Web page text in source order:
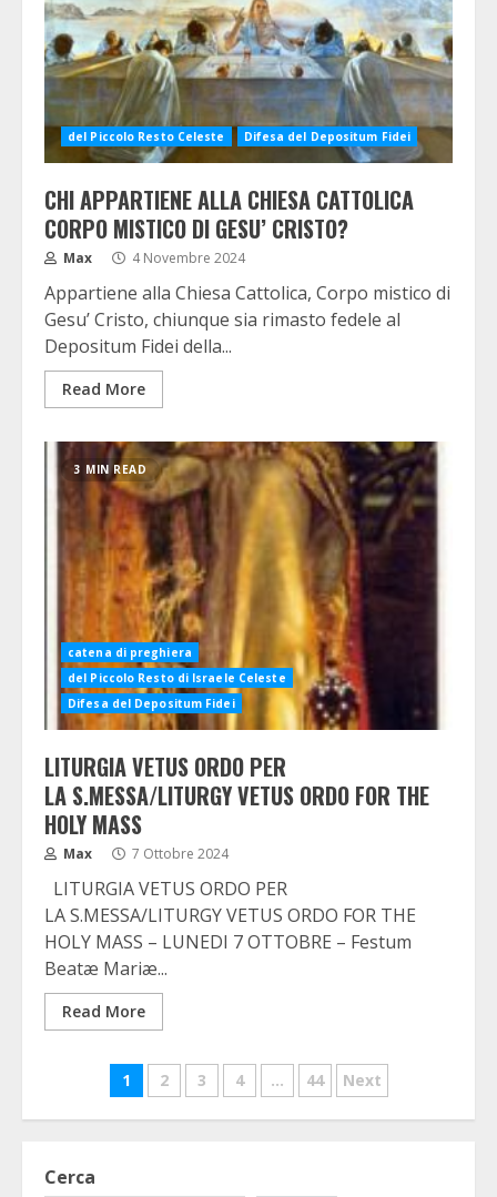
del Piccolo Resto Celeste Difesa del Depositum Fidei
CHI APPARTIENE ALLA CHIESA CATTOLICA
CORPO MISTICO DI GESU’ CRISTO?
Max 4 Novembre 2024
Appartiene alla Chiesa Cattolica, Corpo mistico di
Gesu’ Cristo, chiunque sia rimasto fedele al
Depositum Fidei della...
Read More
3 MIN READ
catena di preghiera
del Piccolo Resto di Israele Celeste
Difesa del Depositum Fidei
LITURGIA VETUS ORDO PER
LA S.MESSA/LITURGY VETUS ORDO FOR THE
HOLY MASS
Max 7 Ottobre 2024
LITURGIA VETUS ORDO PER
LA S.MESSA/LITURGY VETUS ORDO FOR THE
HOLY MASS – LUNEDI 7 OTTOBRE – Festum
Beatæ Mariæ...
Read More
Paginazione
degli
1 2 3 4 … 44 Next
Cerca